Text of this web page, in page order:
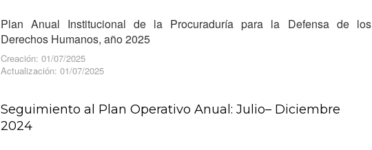
Plan Anual Institucional de la Procuraduría para la Defensa de los
Derechos Humanos, año 2025
Creación: 01/07/2025
Actualización: 01/07/2025
Seguimiento al Plan Operativo Anual: Julio– Diciembre
2024